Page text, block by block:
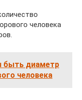
человека
быть диаметр
человека